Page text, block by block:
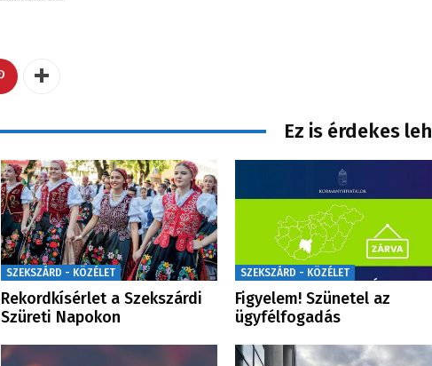
Ez is érdekes
SZEKSZÁRD - KÖZÉLET
Rekordkísérlet a Szekszárdi
Szüreti Napokon
SZEKSZÁRD - KÖZÉLET
Figyelem! Szünetel az
ügyfélfogadás